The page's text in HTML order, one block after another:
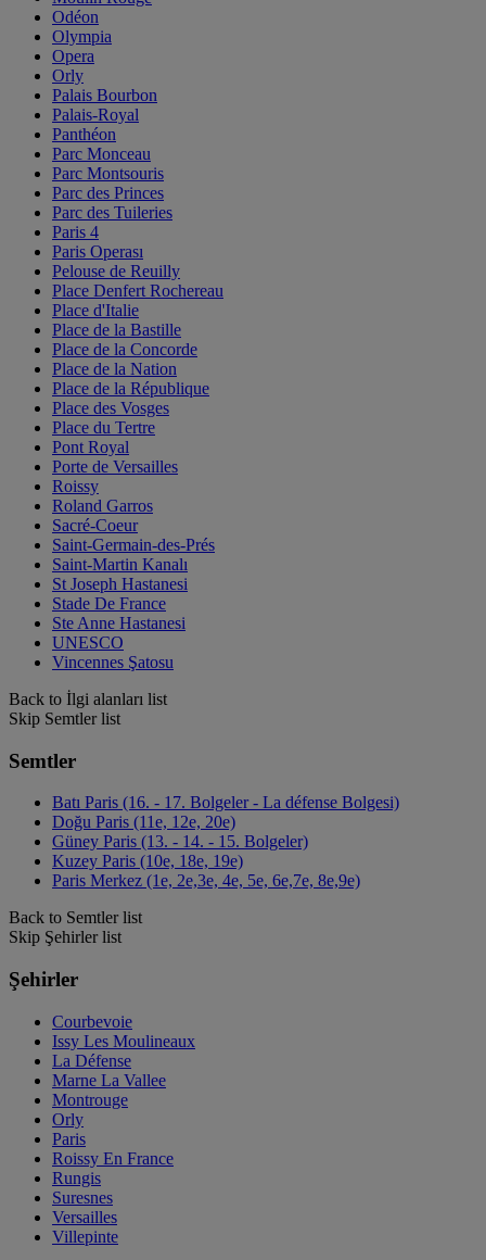
Odéon
Olympia
Opera
Orly
Palais Bourbon
Palais-Royal
Panthéon
Parc Monceau
Parc Montsouris
Parc des Princes
Parc des Tuileries
Paris 4
Paris Operası
Pelouse de Reuilly
Place Denfert Rochereau
Place d'Italie
Place de la Bastille
Place de la Concorde
Place de la Nation
Place de la République
Place des Vosges
Place du Tertre
Pont Royal
Porte de Versailles
Roissy
Roland Garros
Sacré-Coeur
Saint-Germain-des-Prés
Saint-Martin Kanalı
St Joseph Hastanesi
Stade De France
Ste Anne Hastanesi
UNESCO
Vincennes Şatosu
Back to İlgi alanları list
Skip Semtler list
Semtler
Batı Paris (16. - 17. Bolgeler - La défense Bolgesi)
Doğu Paris (11e, 12e, 20e)
Güney Paris (13. - 14. - 15. Bolgeler)
Kuzey Paris (10e, 18e, 19e)
Paris Merkez (1e, 2e,3e, 4e, 5e, 6e,7e, 8e,9e)
Back to Semtler list
Skip Şehirler list
Şehirler
Courbevoie
Issy Les Moulineaux
La Défense
Marne La Vallee
Montrouge
Orly
Paris
Roissy En France
Rungis
Suresnes
Versailles
Villepinte